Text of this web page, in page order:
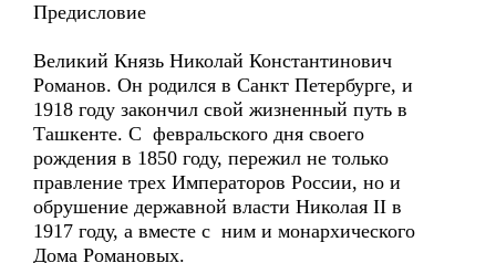
Предисловие
Великий Князь Николай Константинович
Романов. Он родился в Санкт Петербурге, и
1918 году закончил свой жизненный путь в
Ташкенте. С февральского дня своего
рождения в 1850 году, пережил не только
правление трех Императоров России, но и
обрушение державной власти Николая II в
1917 году, а вместе с ним и монархического
Дома Романовых.